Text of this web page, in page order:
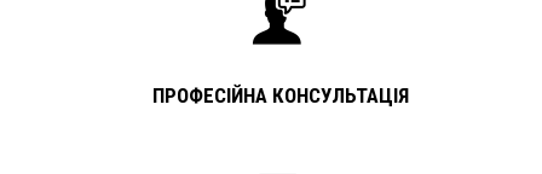
ПРОФЕСІЙНА КОНСУЛЬТАЦІЯ